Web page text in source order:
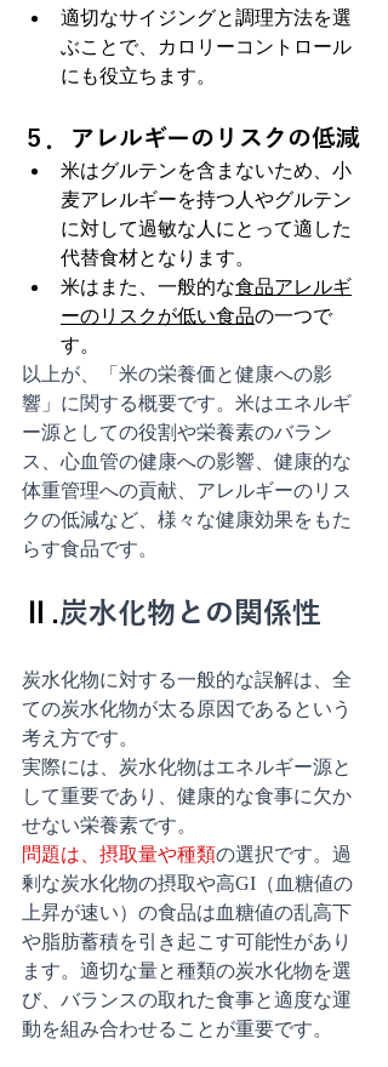
適切なサイジングと調理方法を選
ぶことで、カロリーコントロール
にも役立ちます。
５．アレルギーのリスクの低減
米はグルテンを含まないため、小
麦アレルギーを持つ人やグルテン
に対して過敏な人にとって適した
代替食材となります。
米はまた、一般的な食品アレルギ
ーのリスクが低い食品の一つで
す。
以上が、「米の栄養価と健康への影
響」に関する概要です。米はエネルギ
ー源としての役割や栄養素のバラン
ス、心血管の健康への影響、健康的な
体重管理への貢献、アレルギーのリス
クの低減など、様々な健康効果をもた
らす食品です。
Ⅱ.炭水化物との関係性
炭水化物に対する一般的な誤解は、全
ての炭水化物が太る原因であるという
考え方です。
実際には、炭水化物はエネルギー源と
して重要であり、健康的な食事に欠か
せない栄養素です。
問題は、摂取量や種類の選択です。過
剰な炭水化物の摂取や高GI（血糖値の
上昇が速い）の食品は血糖値の乱高下
や脂肪蓄積を引き起こす可能性があり
ます。適切な量と種類の炭水化物を選
び、バランスの取れた食事と適度な運
動を組み合わせることが重要です。